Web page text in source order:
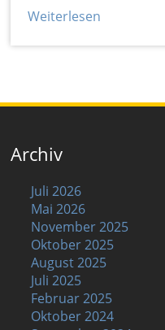
Weiterlesen
Archiv
Juli 2026
Mai 2026
November 2025
Oktober 2025
August 2025
Juli 2025
Februar 2025
Oktober 2024